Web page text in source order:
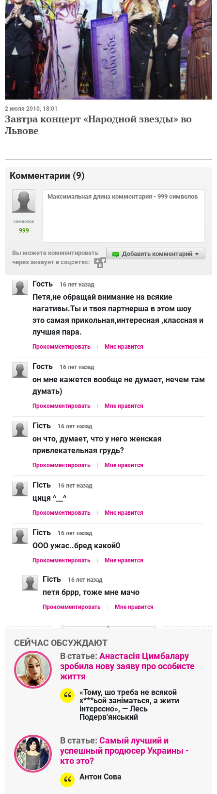
2 июля 2010, 18:01
Завтра концерт «Народной звезды» во
Львове
Комментарии (9)
символов
999
Добавить комментарий
Вы можете комментировать
через аккаунт в соцсетях:
Гость 16 лет назад
Петя,не обращай внимание на всякие
нагативы.Ты и твоя партнерша в этом шоу
это самая прикольная,интересная ,классная и
лучшая пара.
Прокомментировать Мне нравится
Гость 16 лет назад
он мне кажется вообще не думает, нечем там
думать)
Прокомментировать Мне нравится
Гість 16 лет назад
он что, думает, что у него женская
привлекательная грудь?
Прокомментировать Мне нравится
Гість 16 лет назад
циця ^__^
Прокомментировать Мне нравится
Гість 16 лет назад
ООО ужас..бред какой0
Прокомментировать Мне нравится
Гість 16 лет назад
петя бррр, тоже мне мачо
Прокомментировать Мне нравится
СЕЙЧАС ОБСУЖДАЮТ
В статье: Анастасія Цимбалару
зробила нову заяву про особисте
життя
«Тому, шо треба не всякой
х***ьой заніматься, а жити
інтєрєсно», — Лесь
Подерв'янський
В статье: Самый лучший и
успешный продюсер Украины -
кто это?
Антон Сова